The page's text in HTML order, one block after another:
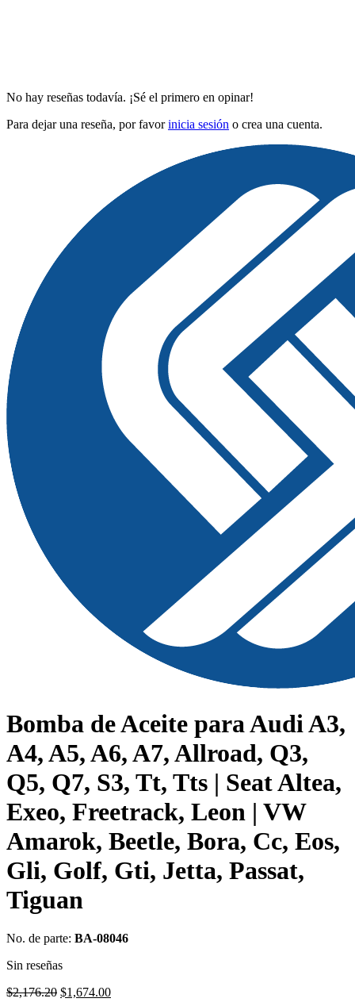
No hay reseñas todavía. ¡Sé el primero en opinar!
Para dejar una reseña, por favorinicia sesión o crea una cuenta.
Bomba de Aceite para Audi A3,
A4, A5, A6, A7, Allroad, Q3,
Q5, Q7, S3, Tt, Tts | Seat Altea,
Exeo, Freetrack, Leon | VW
Amarok, Beetle, Bora, Cc, Eos,
Gli, Golf, Gti, Jetta, Passat,
Tiguan
No. de parte: BA-08046
Sin reseñas
$2,176.20 Original
$1,674.00Current